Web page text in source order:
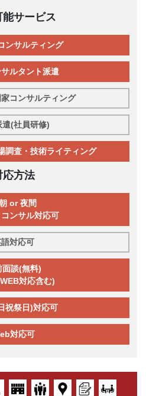
能サービス
ンサルティング
ルタント派遣
コンサルティング
遣(社員研修)
調査・技術ライティング
応方法
or 夜間
ンサル対応可
対応可
面談(無料)
対応含む)
祝祭日)対応可
対応可